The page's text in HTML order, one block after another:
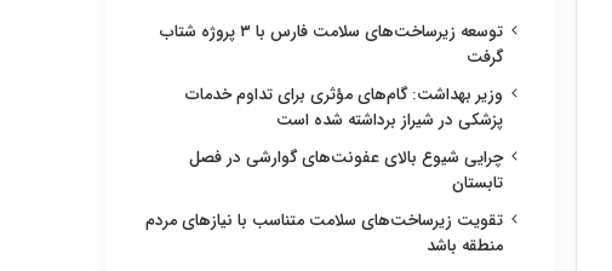
توسعه زیرساخت‌های سلامت فارس با ۳ پروژه شتاب
گرفت
وزیر بهداشت: گام‌های مؤثری برای تداوم خدمات
پزشکی در شیراز برداشته شده است
چرایی شیوع بالای عفونت‌های گوارشی در فصل
تابستان
تقویت زیرساخت‌های سلامت متناسب با نیازهای مردم
منطقه باشد